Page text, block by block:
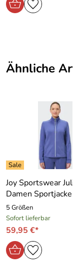
Ottensoos,
Ähnliche
Joy Sportswear
Damen Sportjacke
5 Größen
Sofort lieferbar
59,95 €*